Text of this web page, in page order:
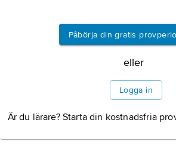
Påbörja din gratis
eller
Logga in
Är du lärare? Starta din kostnadsfria